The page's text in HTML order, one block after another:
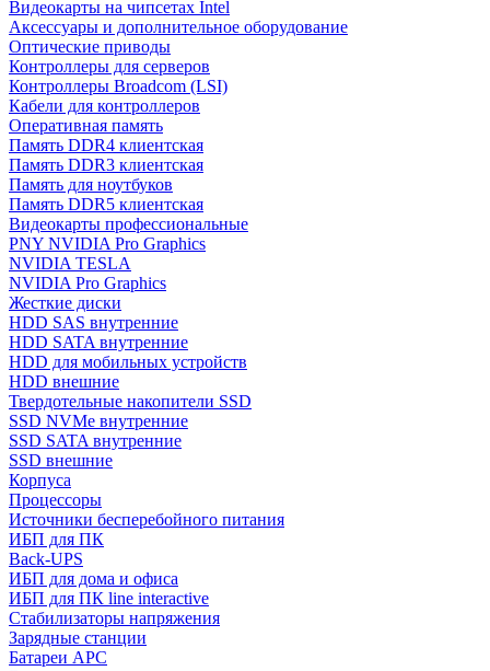
Видеокарты на чипсетах Intel
Аксессуары и дополнительное оборудование
Оптические приводы
Контроллеры для серверов
Контроллеры Broadcom (LSI)
Кабели для контроллеров
Оперативная память
Память DDR4 клиентская
Память DDR3 клиентская
Память для ноутбуков
Память DDR5 клиентская
Видеокарты профессиональные
PNY NVIDIA Pro Graphics
NVIDIA TESLA
NVIDIA Pro Graphics
Жесткие диски
HDD SAS внутренние
HDD SATA внутренние
HDD для мобильных устройств
HDD внешние
Твердотельные накопители SSD
SSD NVMe внутренние
SSD SATA внутренние
SSD внешние
Корпуса
Процессоры
Источники бесперебойного питания
ИБП для ПК
Back-UPS
ИБП для дома и офиса
ИБП для ПК linе interactive
Стабилизаторы напряжения
Зарядные станции
Батареи APC